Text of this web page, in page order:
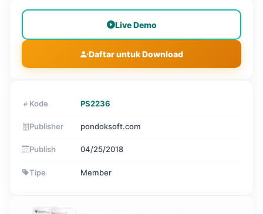
Live Demo
Daftar untuk Download
Kode PS2236
Publisher pondoksoft.com
Publish 04/25/2018
Tipe Member